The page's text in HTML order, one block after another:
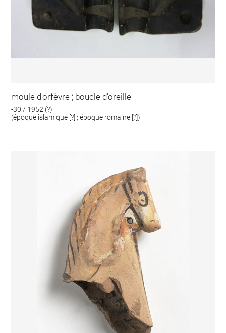
moule d'orfèvre ; boucle d'oreille
-30 / 1952 (?)
(époque islamique [?] ; époque romaine [?])